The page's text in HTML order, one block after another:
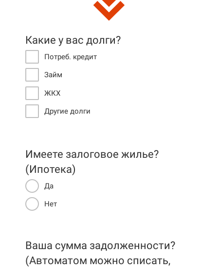
Какие у вас долги?
Потреб. кредит
Займ
ЖКХ
Другие долги
Имеете залоговое жилье?
(Ипотека)
Да
Нет
Ваша сумма задолженности?
(Автоматом можно списать,